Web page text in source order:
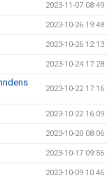
2023-11-07 08:49
2023-10-26 19:48
2023-10-26 12:13
2023-10-24 17:28
2023-10-22 17:16
2023-10-22 16:09
2023-10-20 08:06
2023-10-17 09:56
2023-10-09 10:46